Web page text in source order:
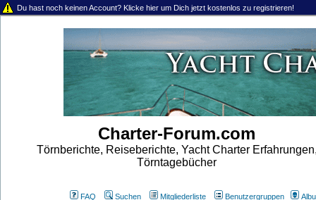
Du hast noch keinen Account? Klicke hier um Dich jetzt kostenlos zu registrieren!
Charter-Forum.com
Törnberichte, Reiseberichte, Yacht Charter
Törntagebücher
FAQ Suchen Mitgliederliste Benutzergruppen